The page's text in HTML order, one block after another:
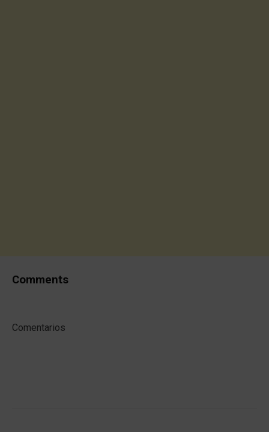
Comments
Comentarios